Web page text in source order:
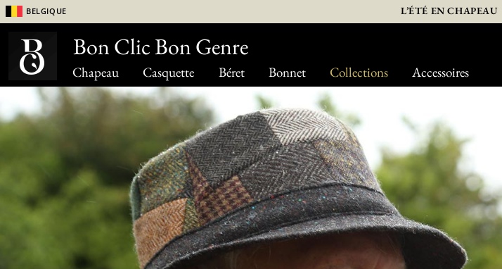
Chapeau Casquette Béret Bonnet Collections Accessoires
Belgique L’ÉTÉ EN CHAPEAU
Bon Clic Bon Genre